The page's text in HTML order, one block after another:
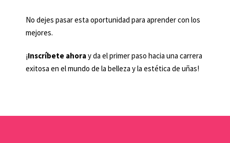
No dejes pasar esta oportunidad para aprender con los
mejores.
¡Inscríbete ahoray da el primer paso hacia una carrera
exitosa en el mundo de la belleza y la estética de uñas!